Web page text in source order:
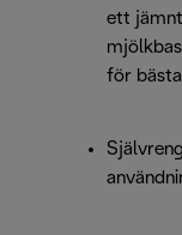
ett
för